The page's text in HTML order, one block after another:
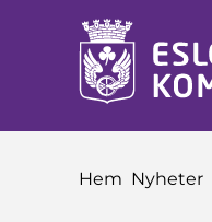
till innehåll
Du är här:
Hem Nyheter